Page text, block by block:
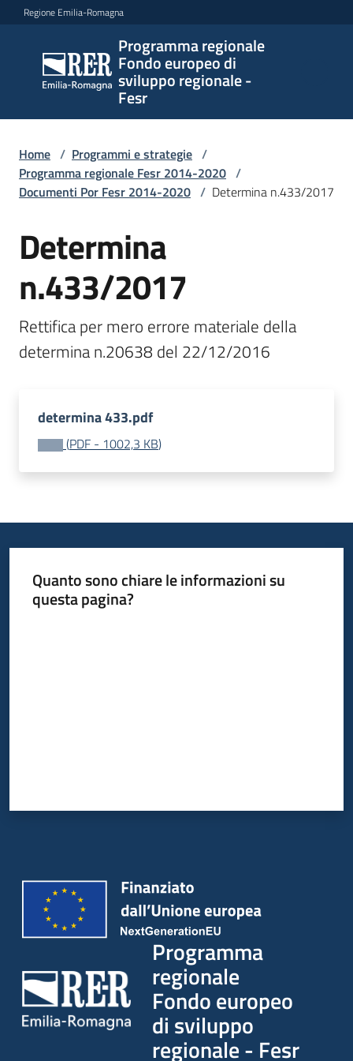
Vai al contenuto
Vai alla navigazione
Vai al footer
Regione Emilia-Romagna
Programma regionale
Fondo europeo di
sviluppo regionale -
Fesr
Programma
regionale
Fondo
europeo di
regionale -
Fesr
Novità
e
strategie
Opportunità
Progetti
Servizi
Home / Programmi e strategie /
Programma regionale Fesr 2014-2020 /
Documenti Por Fesr 2014-2020 / Determina n.433/2017
Determina
n.433/2017
Rettifica per mero errore materiale della
determina n.20638 del 22/12/2016
determina 433.pdf
(PDF - 1002,3 KB)
Quanto sono chiare le informazioni su
questa pagina?
Programma
regionale
Fondo europeo
di sviluppo
regionale - Fesr